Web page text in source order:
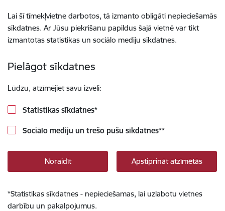
Lai šī tīmekļvietne darbotos, tā izmanto obligāti nepieciešamās
sīkdatnes. Ar Jūsu piekrišanu papildus šajā vietnē var tikt
izmantotas statistikas un sociālo mediju sīkdatnes.
Pielāgot sīkdatnes
Lūdzu, atzīmējiet savu izvēli:
Statistikas sīkdatnes*
Sociālo mediju un trešo pušu sīkdatnes**
Noraidīt Apstiprināt atzīmētās
*Statistikas sīkdatnes - nepieciešamas, lai uzlabotu vietnes
darbību un pakalpojumus.